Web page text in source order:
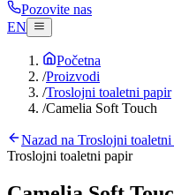
Pozovite nas
EN
Početna
/Proizvodi
/Troslojni toaletni papir
/Camelia Soft Touch
Nazad na Troslojni toaletni
Troslojni toaletni papir